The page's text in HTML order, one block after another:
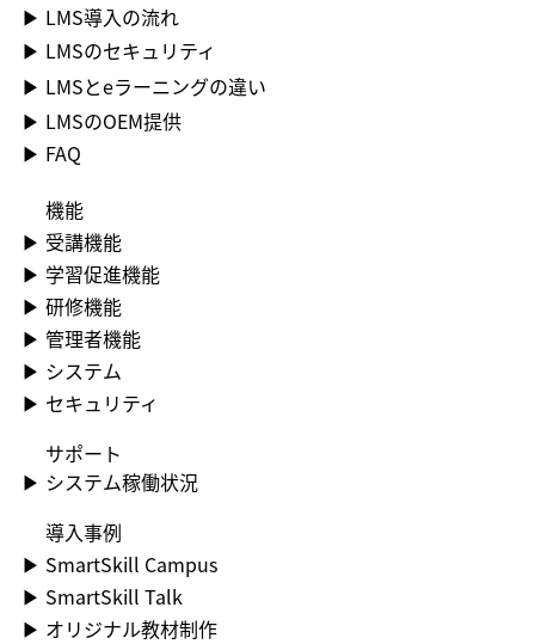
▶ LMS導入の流れ
▶ LMSのセキュリティ
▶ LMSとeラーニングの違い
▶ LMSのOEM提供
▶ FAQ
機能
▶​ 受講機能
▶​ 学習促進機能
▶​ 研修機能
▶​ 管理者機能
▶​ システム
▶​ セキュリティ
​サポート
▶​ システム稼働状況
​導入事例
▶​ SmartSkill Campus
▶​ SmartSkill Talk
▶​ オリジナル教材制作